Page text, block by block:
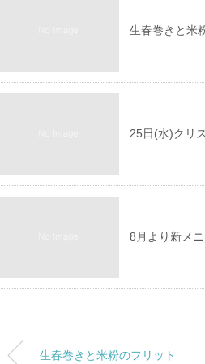
生春巻きと米
25日(水)クリ
8月より新メ
生春巻きと米粉のフリット